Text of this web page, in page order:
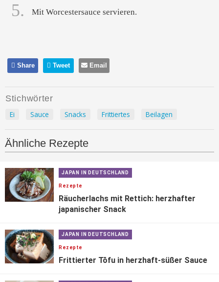
5. Mit Worcestersauce servieren.
Share Tweet Email
Stichwörter
Ei Sauce Snacks Frittiertes Beilagen
Ähnliche Rezepte
JAPAN IN DEUTSCHLAND
Rezepte
Räucherlachs mit Rettich: herzhafter
japanischer Snack
JAPAN IN DEUTSCHLAND
Rezepte
Frittierter Tōfu in herzhaft-süßer Sauce